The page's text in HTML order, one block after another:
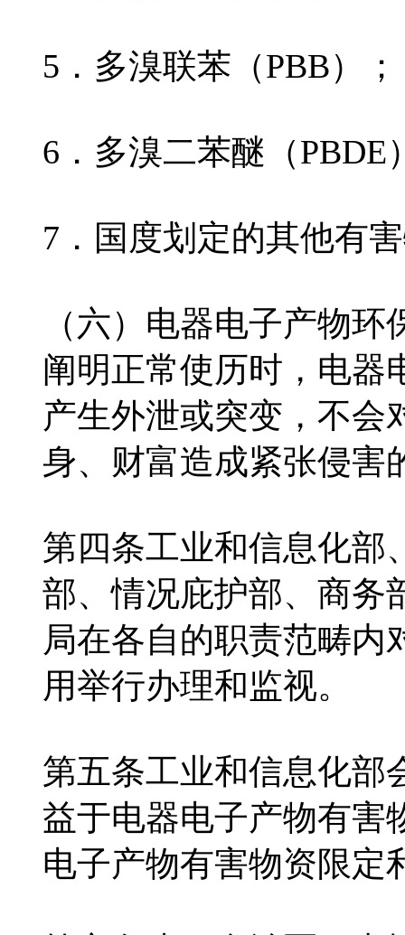
5．多溴联苯（PBB）；
6．多溴二苯醚（PBDE
7．国度划定的其他有
（六）电器电子产物
阐明正常使历时，电器
产生外泄或突变，不会
身、财富造成紧张侵害
第四条工业和信息化部
部、情况庇护部、商务
局在各自的职责范畴内
用举行办理和监视。
第五条工业和信息化部
益于电器电子产物有害
电子产物有害物资限定